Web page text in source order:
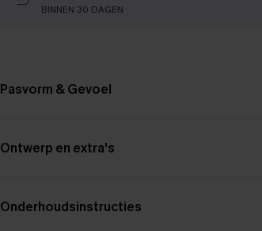
BINNEN 30 DAGEN
Pasvorm & Gevoel
Ontwerp en extra's
Onderhoudsinstructies